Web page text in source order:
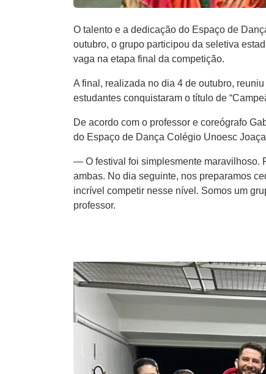
O talento e a dedicação do Espaço de
outubro, o grupo participou da seletiva
vaga na etapa final da competição.
A final, realizada no dia 4 de outubro,
estudantes conquistaram o título de
De acordo com o professor e coreógrafo
do Espaço de Dança Colégio Unoesc
— O festival foi simplesmente maravilhoso.
ambas. No dia seguinte, nos preparamos
incrível competir nesse nível. Somos um
professor.